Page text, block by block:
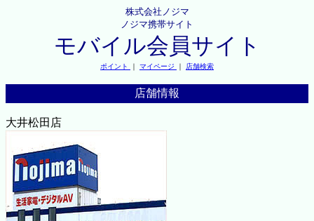
株式会社ノジマ
ノジマ携帯サイト
モバイル会員サイト
ポイント ｜ マイページ ｜ 店舗検索
店舗情報
大井松田店